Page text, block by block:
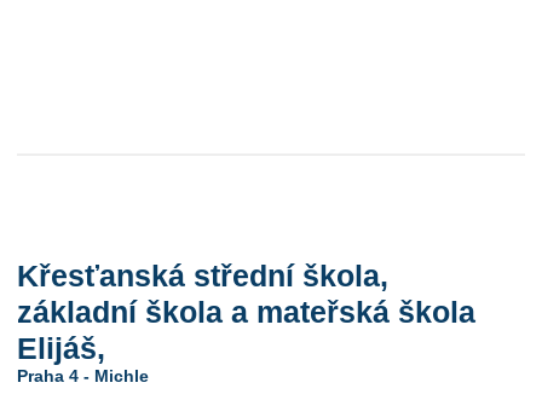
Křesťanská střední škola,
základní škola a mateřská škola
Elijáš,
Praha 4 - Michle